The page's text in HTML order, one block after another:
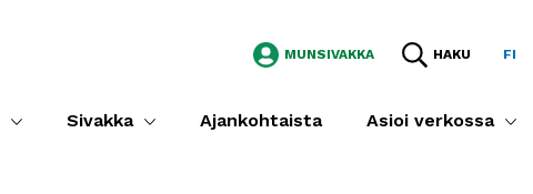
MUNSIVAKKA HAKU FI
Sivakka Ajankohtaista Asioi verkossa